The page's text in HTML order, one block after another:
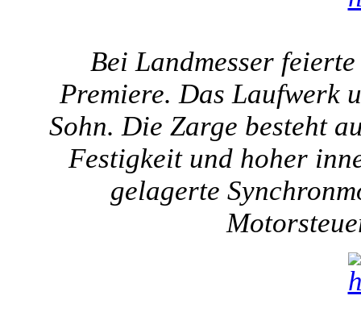
Bei Landmesser
Premiere. Das Laufwerk
Sohn. Die Zarge besteht
Festigkeit und hoher
gelagerte